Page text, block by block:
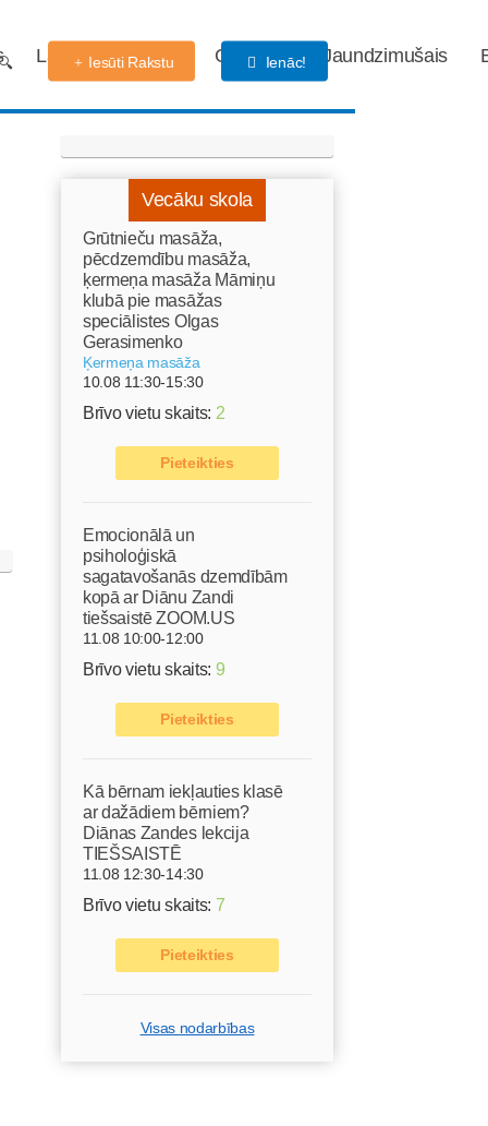
Labdarības fonds Gaidības Jaundzimušais
Iesūti Rakstu Ienāc!
Vecāku skola
Grūtnieču masāža,
pēcdzemdību masāža,
ķermeņa masāža Māmiņu
klubā pie masāžas
speciālistes Olgas
Gerasimenko
Ķermeņa masāža
10.08 11:30-15:30
Brīvo vietu skaits: 2
Pieteikties
Emocionālā un
psiholoģiskā
sagatavošanās dzemdībām
kopā ar Diānu Zandi
tiešsaistē ZOOM.US
11.08 10:00-12:00
Brīvo vietu skaits: 9
Pieteikties
Kā bērnam iekļauties klasē
ar dažādiem bērniem?
Diānas Zandes lekcija
TIEŠSAISTĒ
11.08 12:30-14:30
Brīvo vietu skaits: 7
Pieteikties
Visas nodarbības